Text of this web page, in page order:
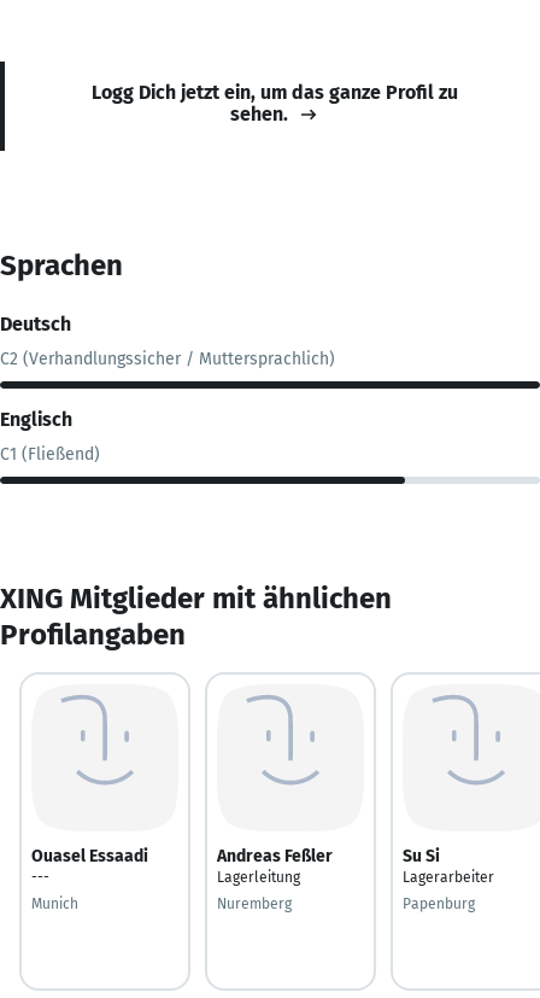
Logg Dich jetzt ein, um das ganze Profil zu
sehen.
Sprachen
Deutsch
C2 (Verhandlungssicher / Muttersprachlich)
Englisch
C1 (Fließend)
XING Mitglieder mit ähnlichen
Profilangaben
Ouasel Essaadi
---
Munich
Andreas Feßler
Lagerleitung
Nuremberg
Su Si
Lagerarbeiter
Papenburg